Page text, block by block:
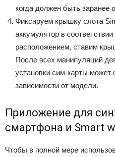
когда должен быть заранее
Фиксируем крышку слота
аккумулятор в
расположением, ставим
После всех манипуляций
установки сим-карты может
зависимости от модели.
Приложение для
смартфона и Smart
Чтобы в полной мере